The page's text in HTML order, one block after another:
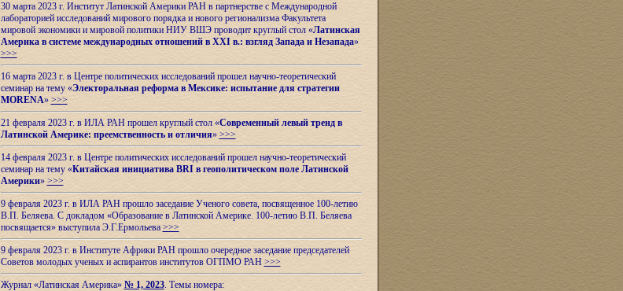
30 марта 2023 г. Институт Латинской Америки РАН в партнерстве с Международной
лабораторией исследований мирового порядка и нового регионализма Факультета
мировой экономики и мировой политики НИУ ВШЭ проводит круглый стол «Латинская
Америка в системе международных отношений в XXI в.: взгляд Запада и Незапада»
>>>
16 марта 2023 г. в Центре политических исследований прошел научно-теоретический
семинар на тему «Электоральная реформа в Мексике: испытание для стратегии
MORENA» >>>
21 февраля 2023 г. в ИЛА РАН прошел круглый стол «Современный левый тренд в
Латинской Америке: преемственность и отличия» >>>
14 февраля 2023 г. в Центре политических исследований прошел научно-теоретический
семинар на тему «Китайская инициатива BRI в геополитическом поле Латинской
Америки» >>>
9 февраля 2023 г. в ИЛА РАН прошло заседание Ученого совета, посвященное 100-летию
В.П. Беляева. С докладом «Образование в Латинской Америке. 100-летию В.П. Беляева
посвящается» выступила Э.Г.Ермольева >>>
9 февраля 2023 г. в Институте Африки РАН прошло очередное заседание председателей
Советов молодых ученых и аспирантов институтов ОГПМО РАН >>>
Журнал «Латинская Америка» № 1, 2023. Темы номера: